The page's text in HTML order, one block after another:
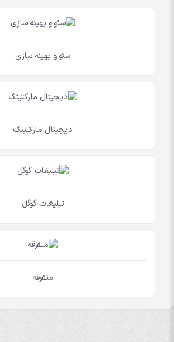
سئو و بهینه سازی
دیجیتال مارکتینگ
تبلیغات گوگل
متفرقه